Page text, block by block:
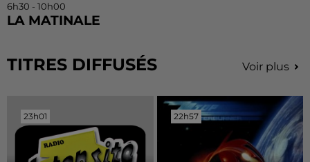
6h30 - 10h00
LA MATINALE
TITRES DIFFUSÉS Voir plus
23h01
23h01 22h57
22h57